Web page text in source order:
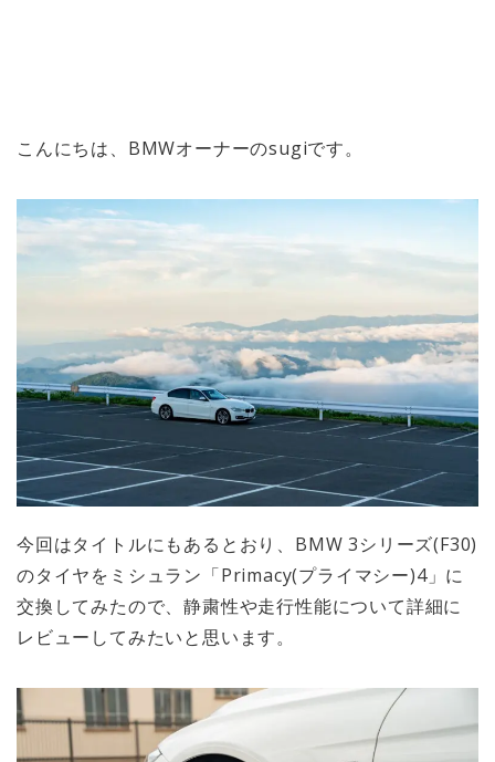
こんにちは、BMWオーナーのsugiです。
今回はタイトルにもあるとおり、BMW 3シリーズ(F30)
のタイヤをミシュラン「Primacy(プライマシー)4」に
交換してみたので、静粛性や走行性能について詳細に
レビューしてみたいと思います。